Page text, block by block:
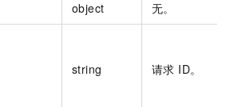
object 无。
string 请求 ID。